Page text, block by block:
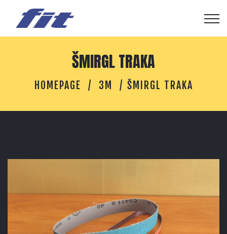
ŠMIRGL TRAKA
HOMEPAGE 3M ŠMIRGL TRAKA